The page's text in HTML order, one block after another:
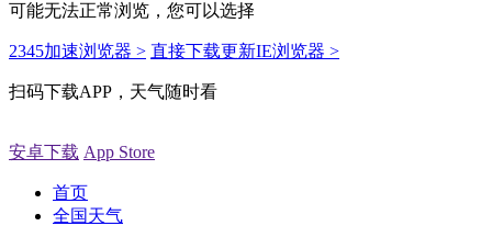
可能无法正常浏览，您可以选择
2345加速浏览器 > 直接下载更新IE浏览器 >
扫码下载APP，天气随时看
安卓下载 App Store
首页
全国天气